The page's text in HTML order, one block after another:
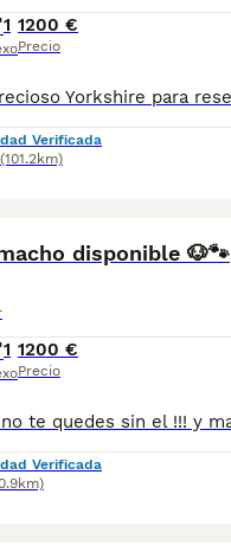
1 1200 €
Precio
Verificada
(101.2km)
disponible 🐶🐾
1 1200 €
Precio
Verificada